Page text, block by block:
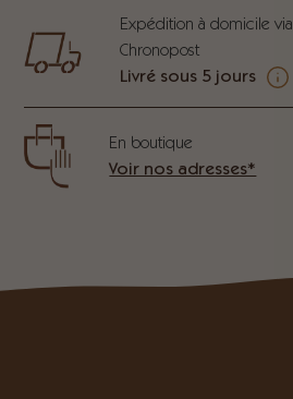
Expédition à domicile via
Chronopost
Livré sous 5 jours
En boutique
Voir nos adresses*